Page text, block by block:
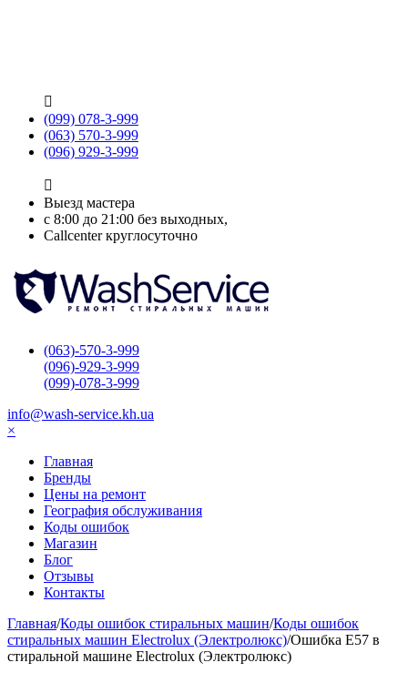

(099) 078-3-999
(063) 570-3-999
(096) 929-3-999

Выезд мастера
с 8:00 до 21:00 без выходных,
Callcenter круглосуточно
(063)-570-3-999
(096)-929-3-999
(099)-078-3-999
info@wash-service.kh.ua
×
Главная
Бренды
Цены на ремонт
География обслуживания
Коды ошибок
Магазин
Блог
Отзывы
Контакты
Главная/Коды ошибок стиральных машин/Коды ошибок
стиральных машин Electrolux (Электролюкс)/Ошибка Е57 в
стиральной машине Electrolux (Электролюкс)